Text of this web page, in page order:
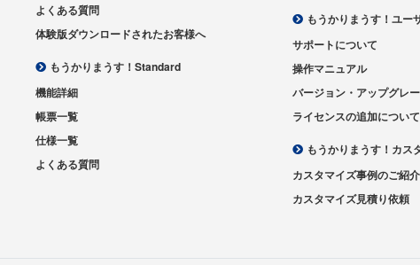
よくある質問
体験版ダウンロードされたお客様へ
もうかりまうす！Standard
機能詳細
帳票一覧
仕様一覧
よくある質問
もうかりまうす！ユー
サポートについて
操作マニュアル
バージョン・アップグレ
ライセンスの追加について
もうかりまうす！カス
カスタマイズ事例のご紹介
カスタマイズ見積り依頼